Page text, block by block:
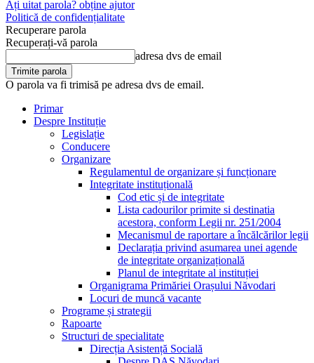
Ați uitat parola? obține ajutor
Politică de confidențialitate
Recuperare parola
Recuperați-vă parola
adresa dvs de email
O parola va fi trimisă pe adresa dvs de email.
Primar
Despre Instituție
Legislație
Conducere
Organizare
Regulamentul de organizare și funcționare
Integritate instituțională
Cod etic și de integritate
Lista cadourilor primite si destinatia
acestora, conform Legii nr. 251/2004
Mecanismul de raportare a încălcărilor legii
Declarația privind asumarea unei agende
de integritate organizațională
Planul de integritate al instituției
Organigrama Primăriei Orașului Năvodari
Locuri de muncă vacante
Programe și strategii
Rapoarte
Structuri de specialitate
Direcția Asistență Socială